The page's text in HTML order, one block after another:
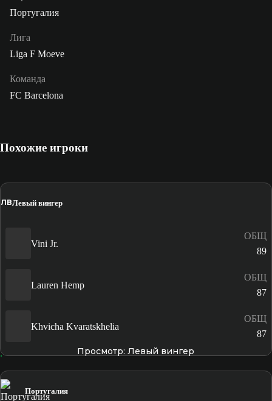
Португалия
Лига
Liga F Moeve
Команда
FC Barcelona
Похожие игроки
ЛВЛевый вингер
Vini Jr.
ОБЩ
89
Lauren Hemp
ОБЩ
87
Khvicha Kvaratskhelia
ОБЩ
87
Просмотр: Левый вингер
Португалия